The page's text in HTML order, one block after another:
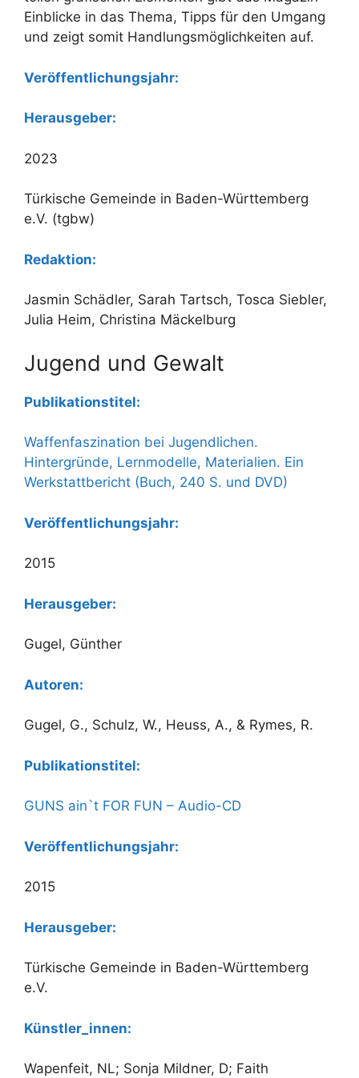
Einblicke in das Thema, Tipps für den Umgang
und zeigt somit Handlungsmöglichkeiten auf.
Veröffentlichungsjahr:
Herausgeber:
2023
Türkische Gemeinde in Baden-Württemberg
e.V. (tgbw)
Redaktion:
Jasmin Schädler, Sarah Tartsch, Tosca Siebler,
Julia Heim, Christina Mäckelburg
Jugend und Gewalt
Publikationstitel:
Waffenfaszination bei Jugendlichen.
Hintergründe, Lernmodelle, Materialien. Ein
Werkstattbericht (Buch, 240 S. und DVD)
Veröffentlichungsjahr:
2015
Herausgeber:
Gugel, Günther
Autoren:
Gugel, G., Schulz, W., Heuss, A., & Rymes, R.
Publikationstitel:
GUNS ain`t FOR FUN – Audio-CD
Veröffentlichungsjahr:
2015
Herausgeber:
Türkische Gemeinde in Baden-Württemberg
e.V.
Künstler_innen:
Wapenfeit, NL; Sonja Mildner, D; Faith